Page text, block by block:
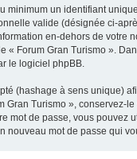
minimum un identifiant
valide (désignée ci-
en-dehors de votre
« Forum Gran Turismo ».
le logiciel phpBB.
(hashage à sens unique)
Gran Turismo », conservez-
mot de passe, vous pouvez
nouveau mot de passe qui